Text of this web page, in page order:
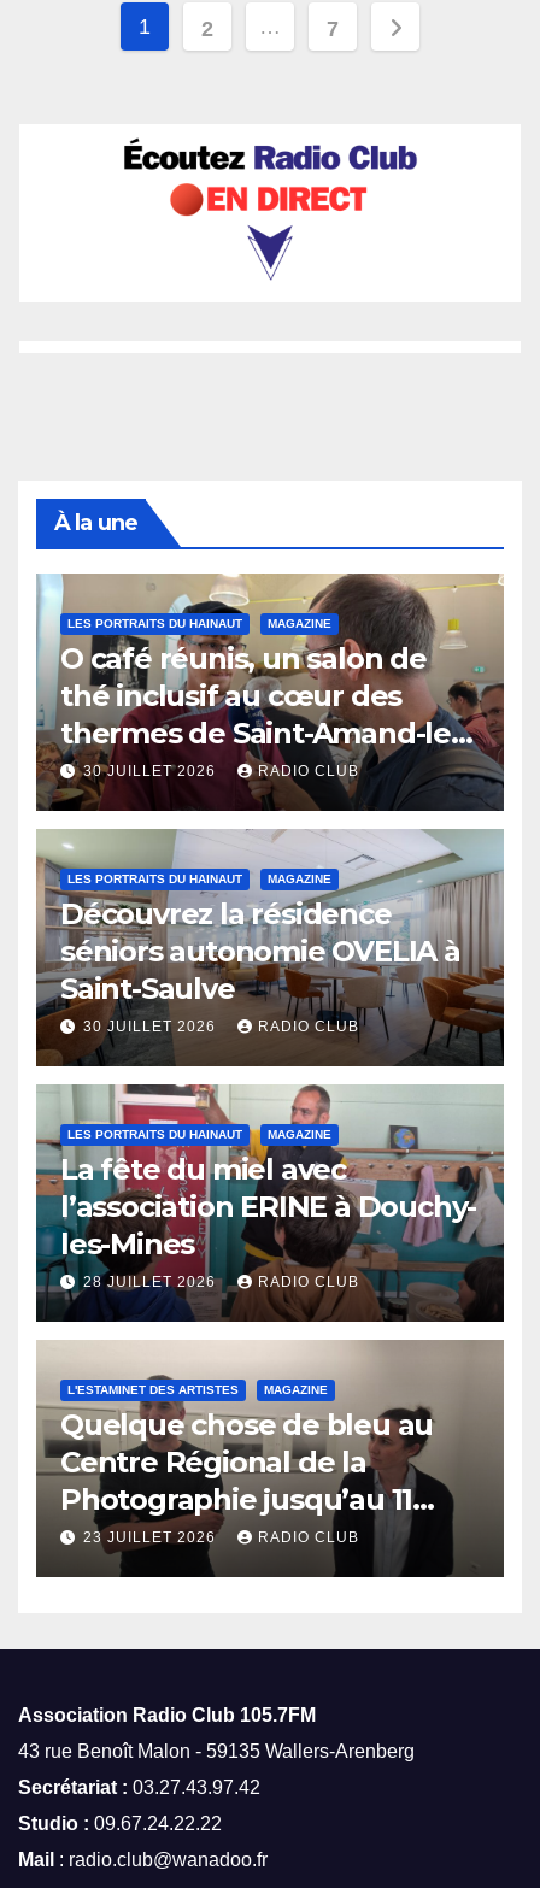
Pagination
publications
1 2 … 7
À la une
LES PORTRAITS DU HAINAUT MAGAZINE
O café réunis, un salon de
thé inclusif au cœur des
thermes de Saint-Amand-les-
Eaux
30 JUILLET 2026 RADIO CLUB
LES PORTRAITS DU HAINAUT MAGAZINE
Découvrez la résidence
séniors autonomie OVELIA à
Saint-Saulve
30 JUILLET 2026 RADIO CLUB
LES PORTRAITS DU HAINAUT MAGAZINE
La fête du miel avec
l’association ERINE à Douchy-
les-Mines
28 JUILLET 2026 RADIO CLUB
L'ESTAMINET DES ARTISTES MAGAZINE
Quelque chose de bleu au
Centre Régional de la
Photographie jusqu’au 11
octobre
23 JUILLET 2026 RADIO CLUB
Association Radio Club 105.7FM
43 rue Benoît Malon - 59135 Wallers-Arenberg
Secrétariat : 03.27.43.97.42
Studio : 09.67.24.22.22
Mail : radio.club@wanadoo.fr